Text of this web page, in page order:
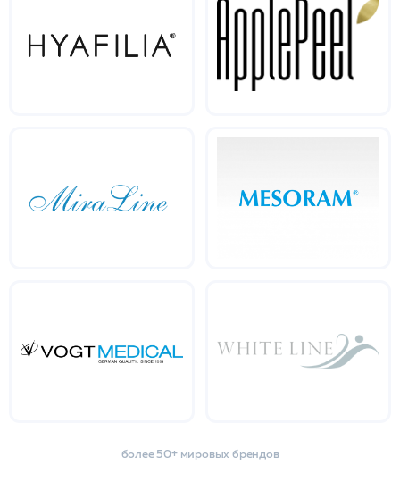
более 50+ мировых брендов